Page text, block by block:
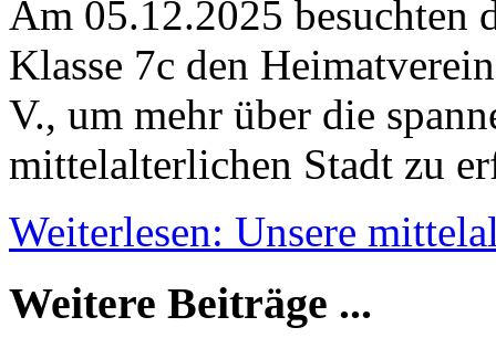
Am 05.12.2025 besuchten
Klasse 7c den
V., um mehr über die
mittelalterlichen Stadt zu
Weiterlesen: Unsere
Weitere Beiträge ...